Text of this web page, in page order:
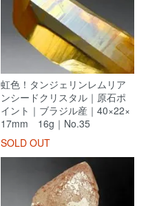
虹色！タンジェリンレムリア
ンシードクリスタル｜原石ポ
イント｜ブラジル産｜40×22×
17mm 16g｜No.35
SOLD OUT